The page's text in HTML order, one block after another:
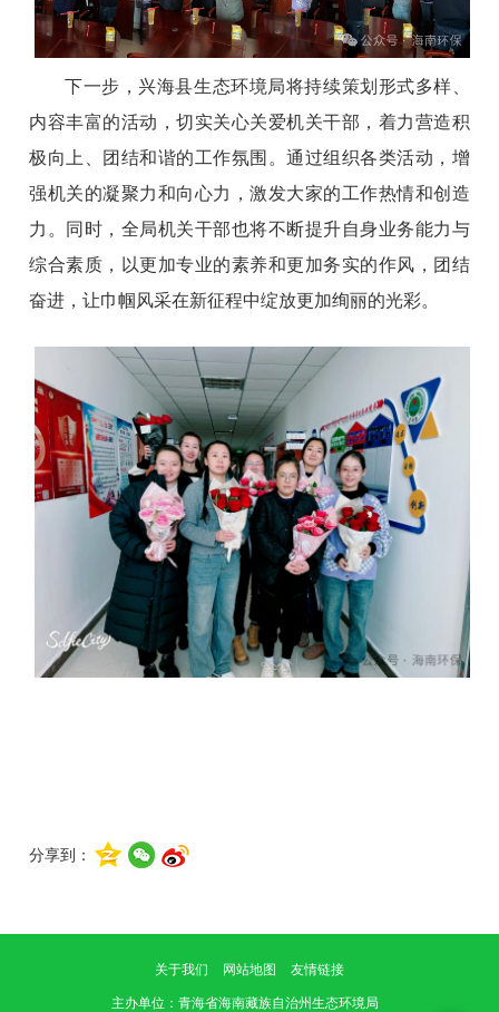
下一步，兴海县生态环境局将持续策划形式多样、
内容丰富的活动，切实关心关爱机关干部，着力营造积
极向上、团结和谐的工作氛围。通过组织各类活动，增
强机关的凝聚力和向心力，激发大家的工作热情和创造
力。同时，全局机关干部也将不断提升自身业务能力与
综合素质，以更加专业的素养和更加务实的作风，团结
奋进，让巾帼风采在新征程中绽放更加绚丽的光彩。
分享到：
关于我们 网站地图 友情链接
主办单位 ：青海省海南藏族自治州生态环境局